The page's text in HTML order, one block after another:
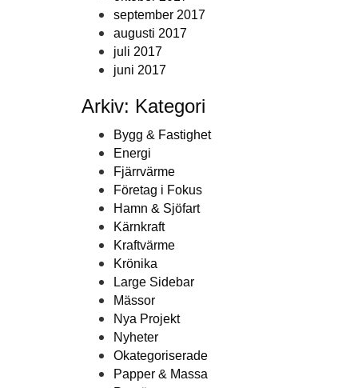
september 2017
augusti 2017
juli 2017
juni 2017
Arkiv: Kategori
Bygg & Fastighet
Energi
Fjärrvärme
Företag i Fokus
Hamn & Sjöfart
Kärnkraft
Kraftvärme
Krönika
Large Sidebar
Mässor
Nya Projekt
Nyheter
Okategoriserade
Papper & Massa